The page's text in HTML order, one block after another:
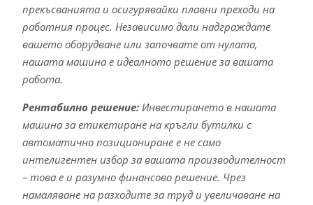
прекъсванията и осигурявайки плавни преходи на
работния процес. Независимо дали надграждате
вашето оборудване или започвате от нулата,
нашата машина е идеалното решение за вашата
работа.
Рентабилно решение:Инвестирането в нашата
машина за етикетиране на кръгли бутилки с
автоматично позициониране е не само
интелигентен избор за вашата производителност
– това е и разумно финансово решение. Чрез
намаляване на разходите за труд и увеличаване на